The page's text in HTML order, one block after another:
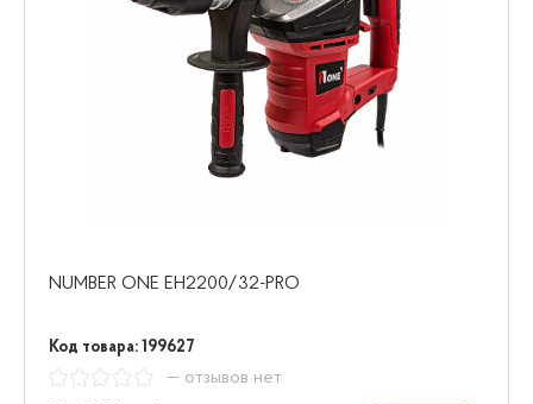
NUMBER ONE EH2200/32-PRO
Код товара: 199627
— отзывов нет